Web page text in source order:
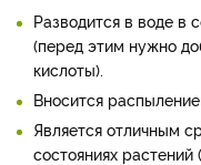
Разводится в воде в
(перед этим нужно
кислоты).
Вносится
Является отличным
состояниях